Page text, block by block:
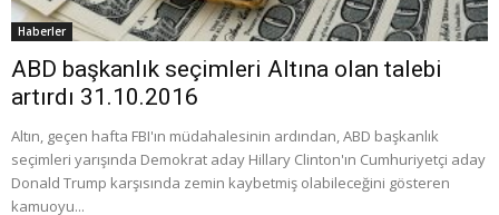
Haberler
ABD başkanlık seçimleri Altına olan talebi
artırdı 31.10.2016
Altın, geçen hafta FBI'ın müdahalesinin ardından, ABD başkanlık
seçimleri yarışında Demokrat aday Hillary Clinton'ın Cumhuriyetçi aday
Donald Trump karşısında zemin kaybetmiş olabileceğini gösteren
kamuoyu...